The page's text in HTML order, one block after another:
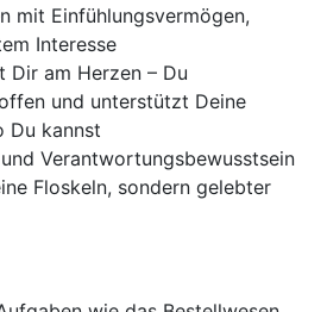
mit Einfühlungsvermögen,
Interesse
Dir am Herzen – Du
und unterstützt Deine
Du kannst
Verantwortungsbewusstsein
Floskeln, sondern gelebter